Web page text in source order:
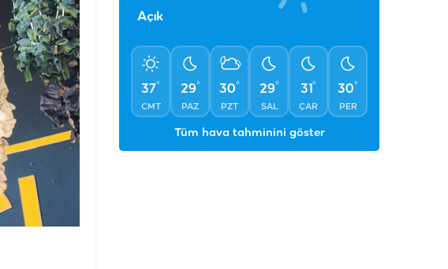
Açık
37°
CMT
29°
PAZ
30°
PZT
29°
SAL
31°
ÇAR
30°
PER
Tüm hava tahminini göster